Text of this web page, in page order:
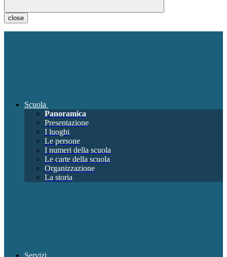
close
Scuola
Panoramica
Presentazione
I luoghi
Le persone
I numeri della scuola
Le carte della scuola
Organizzazione
La storia
Servizi